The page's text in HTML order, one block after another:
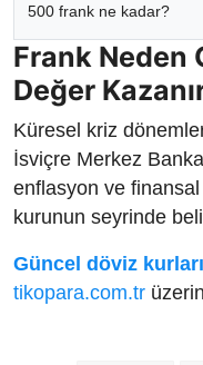
500 frank ne kadar?
Frank Neden
Değer
Küresel kriz
İsviçre Merkez
enflasyon ve
kurunun seyrinde
Güncel döviz kurları
tikopara.com.tr